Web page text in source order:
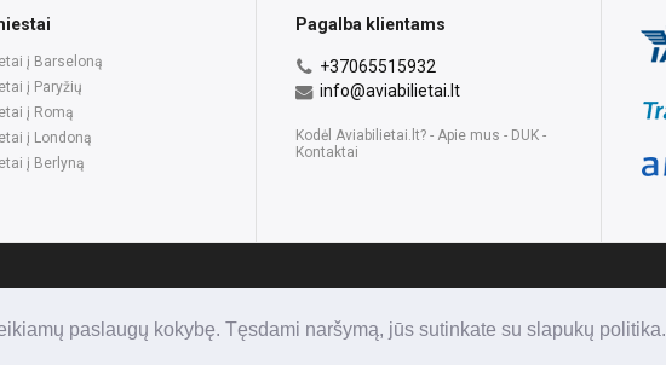
paslaugų kokybę. Tęsdami naršymą, jūs sutinkate su slapukų politika.
į Barseloną
į Paryžių
į Romą
į Londoną
į Berlyną
Pagalba klientams
+37065515932
info@aviabilietai.lt
Kodėl Aviabilietai.lt? - Apie mus - DUK -
Kontaktai